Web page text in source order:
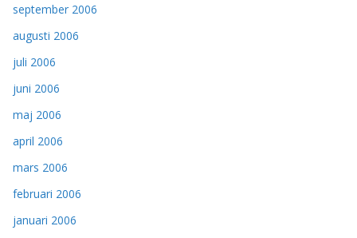
september 2006
augusti 2006
juli 2006
juni 2006
maj 2006
april 2006
mars 2006
februari 2006
januari 2006